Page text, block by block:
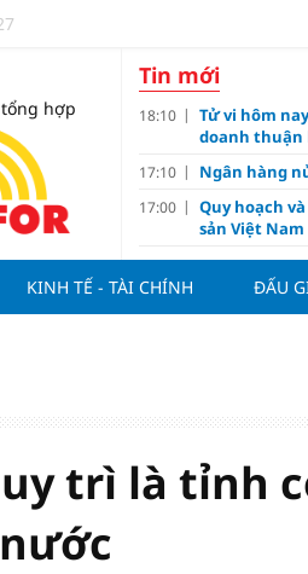
hợp
Tin mới
18:10
Tử vi hôm
doanh thuận
17:10 Ngân hàng
17:00
Quy hoạch
sản Việt Nam
15:13
Đề xuất giảm
dưới 10 tỷ
15:10 Giá vàng
11:02
Thương vụ
11:00 Ba thách
KINH TẾ - TÀI CHÍNH ĐẤU
trì là tỉnh